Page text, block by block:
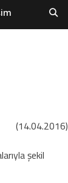
(14.04.2016)
şekil